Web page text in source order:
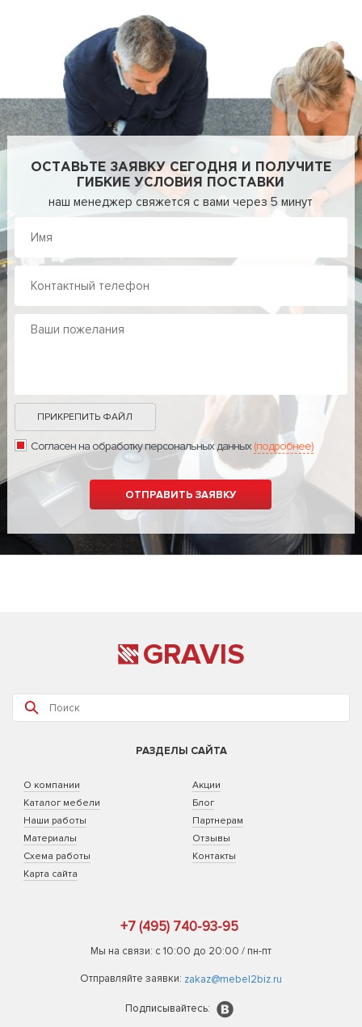
ОСТАВЬТЕ ЗАЯВКУ СЕГОДНЯ И ПОЛУЧИТЕ
ГИБКИЕ УСЛОВИЯ ПОСТАВКИ
наш менеджер свяжется с вами через 5 минут
ПРИКРЕПИТЬ ФАЙЛ
Согласен на обработку персональных данных(подробнее)
GRAVIS
РАЗДЕЛЫ САЙТА
О компании
Каталог мебели
Наши работы
Материалы
Схема работы
Карта сайта
Акции
Блог
Партнерам
Отзывы
Контакты
+7 (495) 740-93-95
Мы на связи: с 10:00 до 20:00 / пн-пт
Отправляйте заявки: zakaz@mebel2biz.ru
Подписывайтесь: